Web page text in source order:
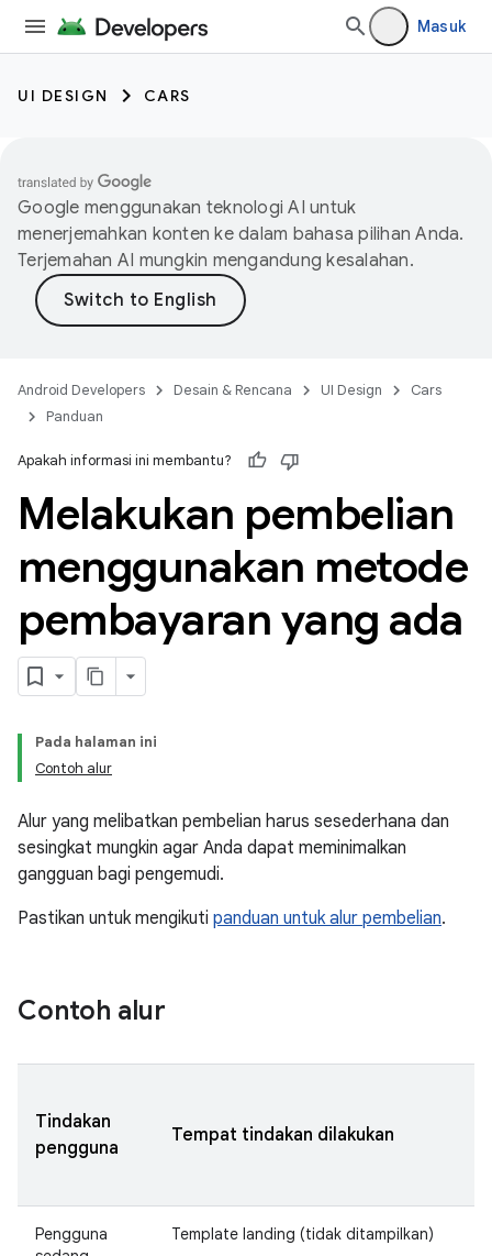
Masuk
UI DESIGN CARS
Google menggunakan teknologi AI untuk
menerjemahkan konten ke dalam bahasa pilihan Anda.
Terjemahan AI mungkin mengandung kesalahan.
Android Developers Desain & Rencana UI Design
Cars
Panduan
Apakah informasi ini membantu?
Melakukan pembelian
menggunakan metode
pembayaran yang ada
Pada halaman ini
Contoh alur
Alur yang melibatkan pembelian harus sesederhana dan
sesingkat mungkin agar Anda dapat meminimalkan
gangguan bagi pengemudi.
Pastikan untuk mengikuti panduan untuk alur pembelian.
Contoh alur
Tindakan
pengguna
Tempat tindakan dilakukan
Pengguna
Template landing (tidak ditampilkan)